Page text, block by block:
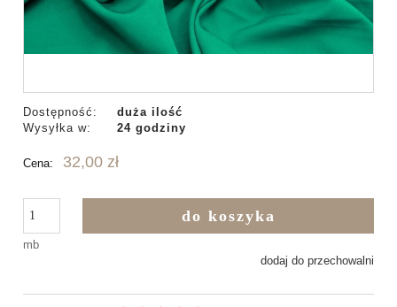
Dostępność:
duża ilość
Wysyłka w:
24 godziny
Cena: 32,00 zł
mb
do koszyka
dodaj do przechowalni